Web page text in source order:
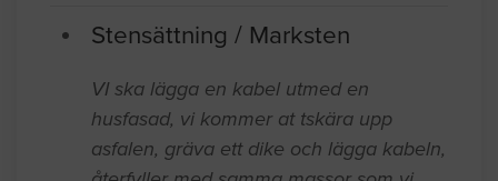
Stensättning / Marksten
VI ska lägga en kabel utmed en
husfasad, vi kommer at tskära upp
asfalen, gräva ett dike och lägga kabeln,